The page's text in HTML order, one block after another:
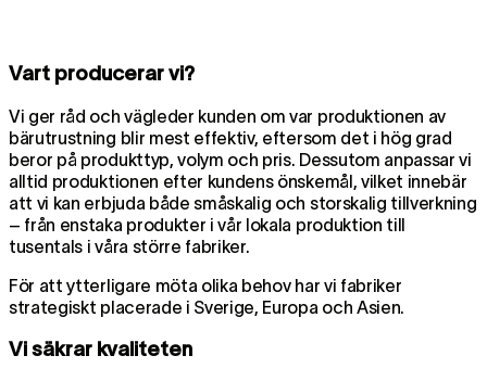
Vart producerar vi?
Vi ger råd och vägleder kunden om var produktionen av
bärutrustning blir mest effektiv, eftersom det i hög grad
beror på produkttyp, volym och pris. Dessutom anpassar vi
alltid produktionen efter kundens önskemål, vilket innebär
att vi kan erbjuda både småskalig och storskalig tillverkning
– från enstaka produkter i vår lokala produktion till
tusentals i våra större fabriker.
För att ytterligare möta olika behov har vi fabriker
strategiskt placerade i Sverige, Europa och Asien.
Vi säkrar kvaliteten